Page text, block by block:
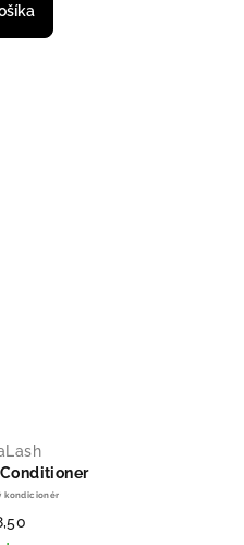
kondicionér